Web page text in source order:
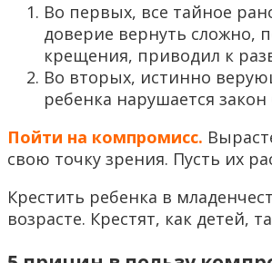
Во первых, все тайное
доверие вернуть сложно,
крещения, приводил к
Во вторых, истинно
ребенка нарушается
Пойти на компромисс.
свою точку зрения. Пусть их
Крестить ребенка в
возрасте. Крестят, как детей,